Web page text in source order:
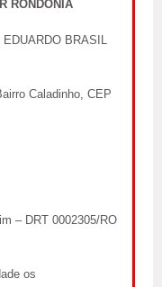
RONDÔNIA
BRASIL
Caladinho, CEP
– DRT 0002305/RO
os